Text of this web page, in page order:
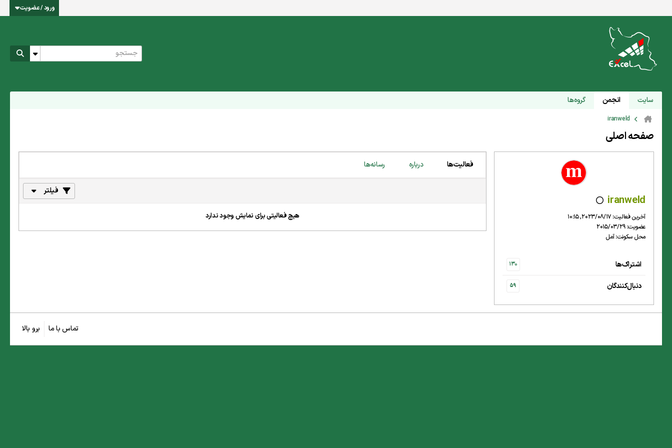
ورود / عضویت
سایت انجمن گروه‌ها
iranweld
صفحه اصلی
iranweld
آخرین فعالیت: 2023/08/17, 10:15
عضویت: 2015/03/29
محل سکونت: آمل
اشتراک‌ها 130
دنبال‌کنندگان 59
فعالیت‌ها درباره رسانه‌ها
فیلتر
هیچ فعالیتی برای نمایش وجود ندارد
تماس با ما برو بالا